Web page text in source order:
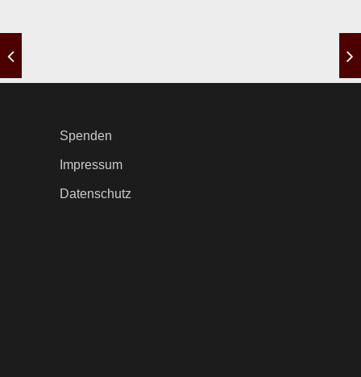
Spenden
Impressum
Datenschutz
.